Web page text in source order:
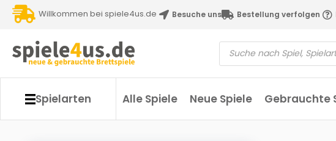
Willkommen bei spiele4us.de Besuche uns Bestellung verfolgen
Spielarten Alle Spiele Neue Spiele Gebrauchte